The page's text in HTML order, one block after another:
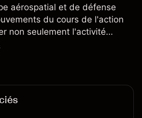
aérospatial et de défense
du cours de l'action
non seulement l'activité
mais aussi la position de